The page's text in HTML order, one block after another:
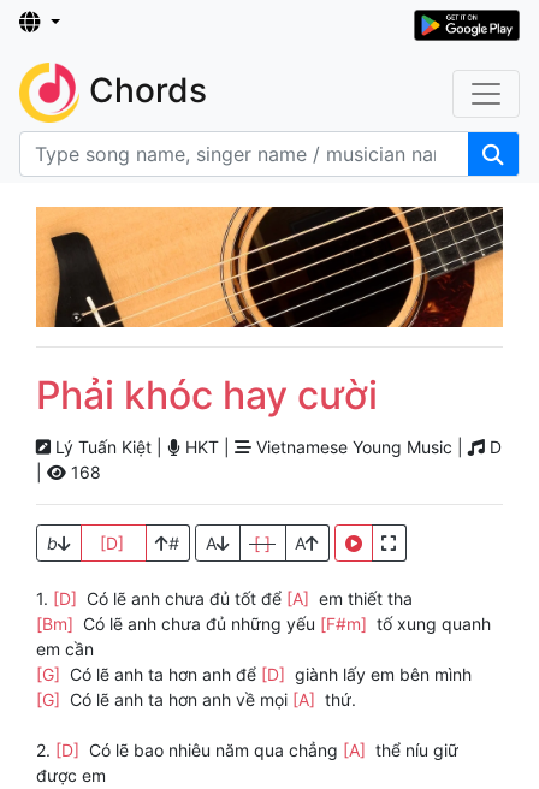
Chords
Phải khóc hay cười
Lý Tuấn Kiệt | HKT | Vietnamese Young Music |
D
168
b [D] # A [ ] A
1. [D] Có lẽ anh chưa đủ tốt để [A] em thiết tha
[Bm] Có lẽ anh chưa đủ những yếu [F#m] tố xung quanh
em cần
[G] Có lẽ anh ta hơn anh để [D] giành lấy em bên mình
[G] Có lẽ anh ta hơn anh về mọi [A] thứ.
2. [D] Có lẽ bao nhiêu năm qua chẳng [A] thể níu giữ
được em